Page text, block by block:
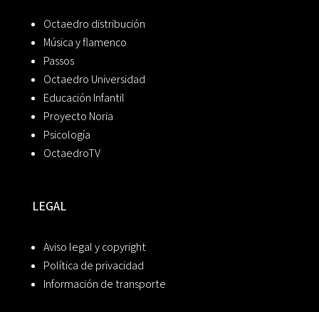
Octaedro distribución
Música y flamenco
Passos
Octaedro Universidad
Educación Infantil
Proyecto Noria
Psicología
OctaedroTV
LEGAL
Aviso legal y copyright
Política de privacidad
Información de transporte